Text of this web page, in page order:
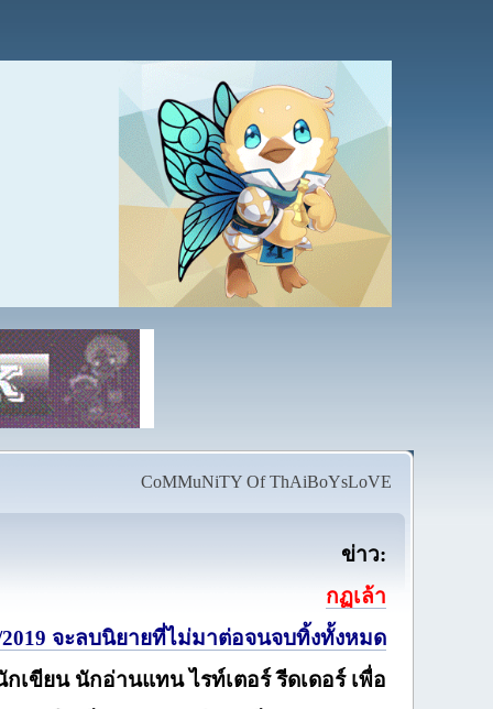
CoMMuNiTY Of ThAiBoYsLoVE
ข่าว:
กฏเล้า
2019 จะลบนิยายที่ไม่มาต่อจนจบทิ้งทั้งหมด
กเขียน นักอ่านแทน ไรท์เตอร์ รีดเดอร์ เพื่อ